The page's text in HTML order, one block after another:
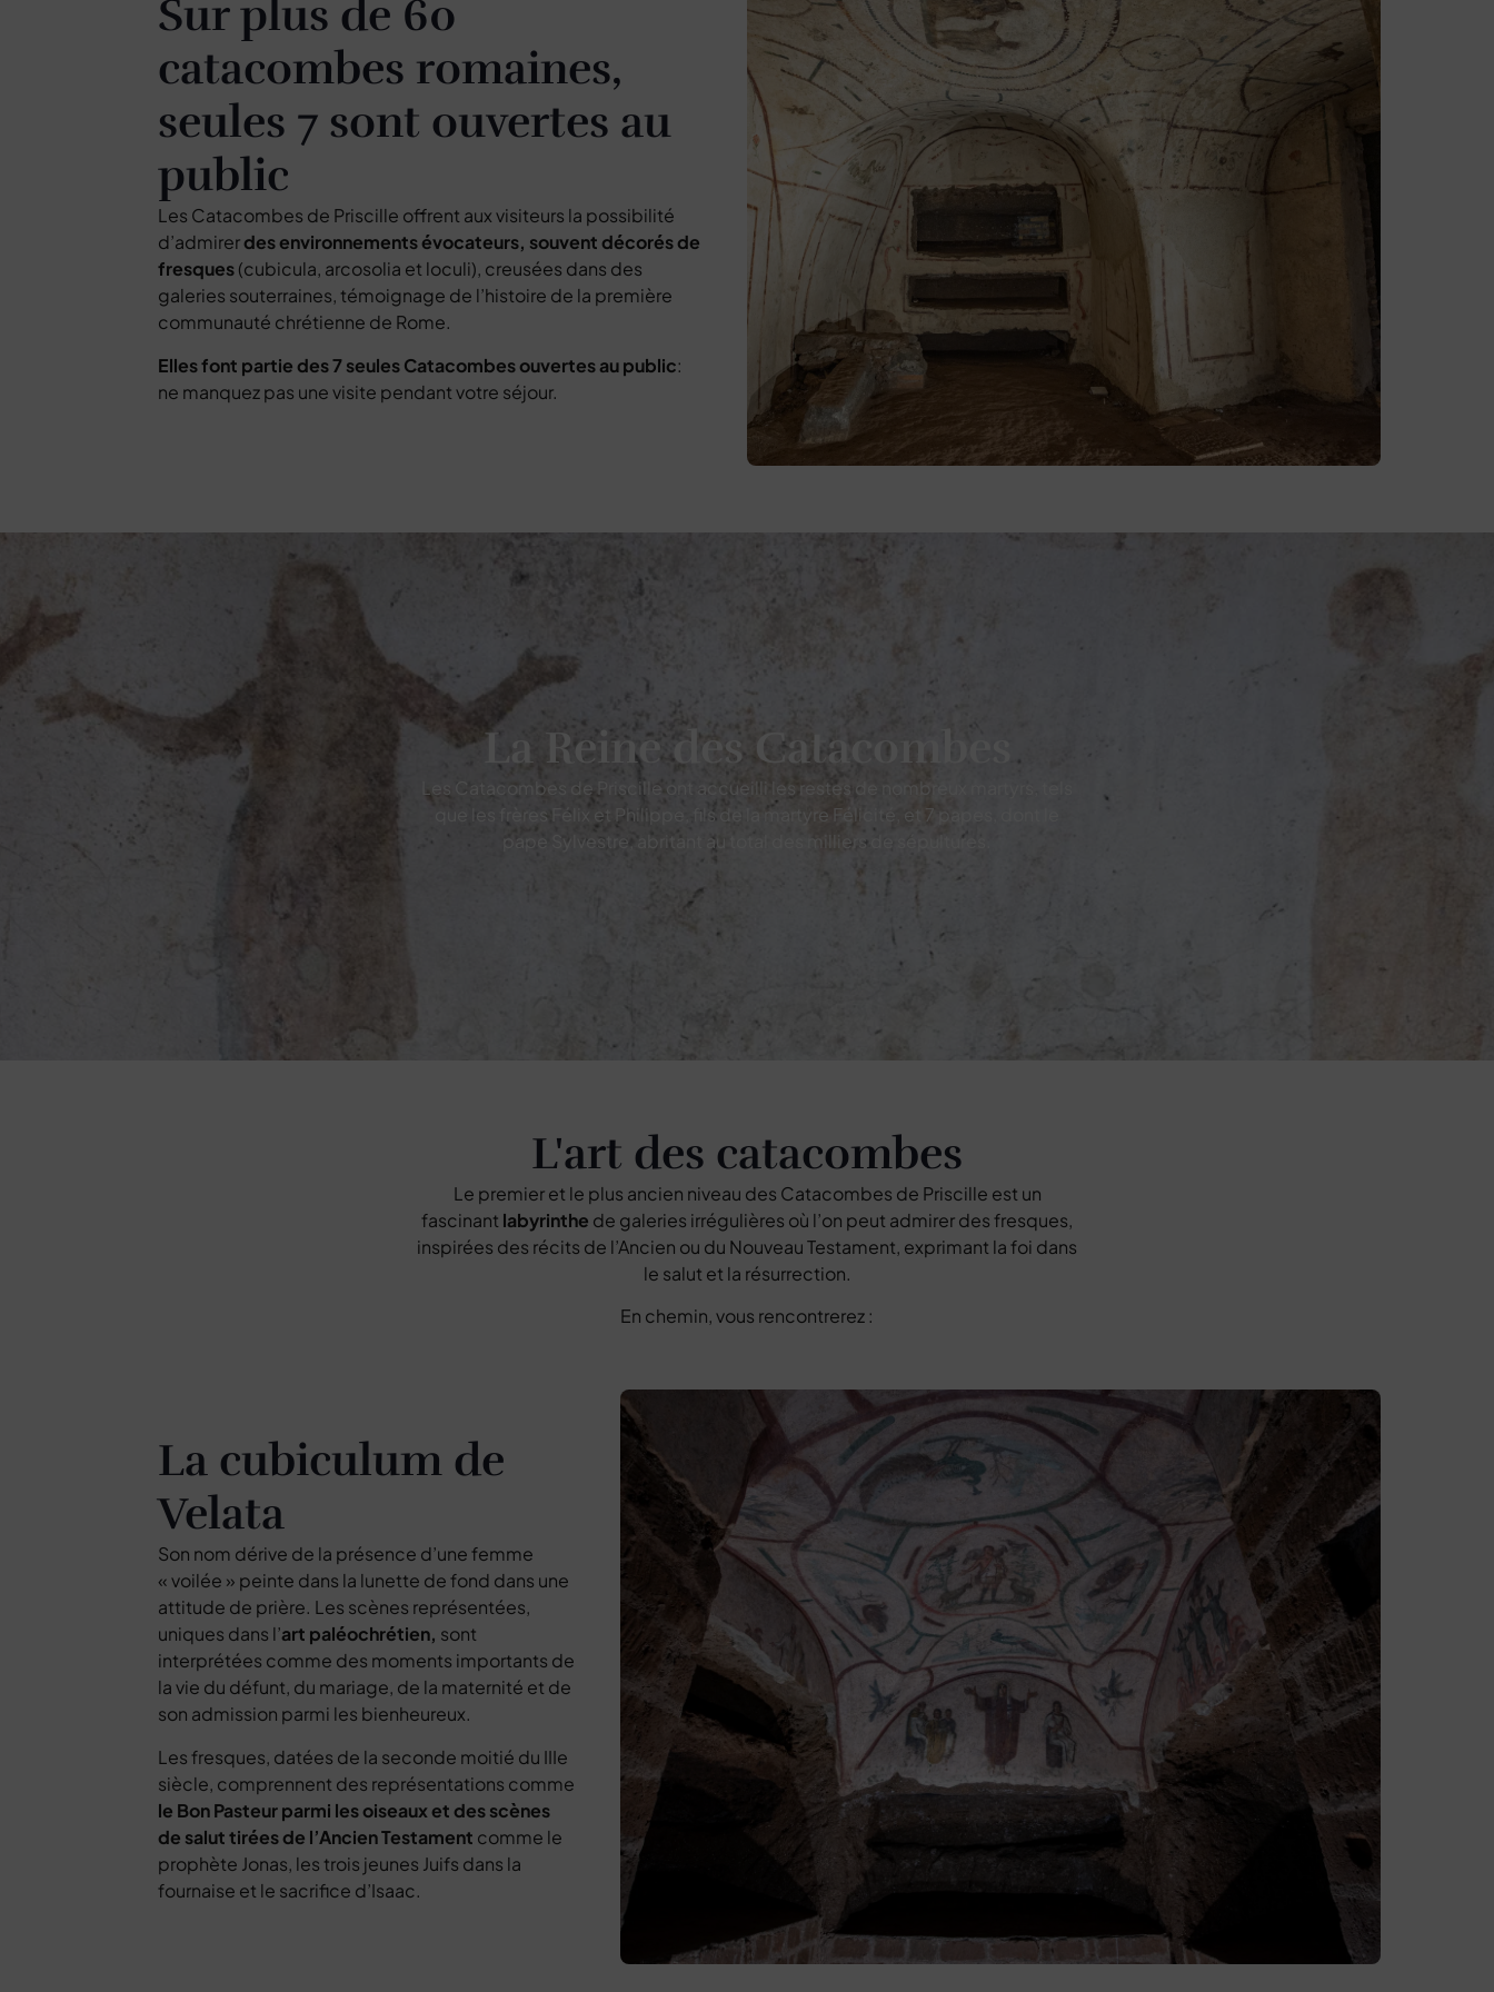
Sur plus de 60
catacombes romaines,
seules 7 sont ouvertes au
public
Les Catacombes de Priscille offrent aux visiteurs la possibilité
d’admirerdes environnements évocateurs, souvent décorés de
fresques(cubicula, arcosolia et loculi), creusées dans des
galeries souterraines, témoignage de l’histoire de la première
communauté chrétienne de Rome.
Elles font partie des 7 seules Catacombes ouvertes au public:
ne manquez pas une visite pendant votre séjour.
La Reine des Catacombes
Les Catacombes de Priscille ont accueilli les restes de nombreux martyrs, tels
que les frères Félix et Philippe, fils de la martyre Félicité, et 7 papes, dont le
pape Sylvestre, abritant au total des milliers de sépultures.
L'art des catacombes
Le premier et le plus ancien niveau des Catacombes de Priscille est un
fascinant labyrinthe de galeries irrégulières où l’on peut admirer des fresques,
inspirées des récits de l’Ancien ou du Nouveau Testament, exprimant la foi dans
le salut et la résurrection.
En chemin, vous rencontrerez :
La cubiculum de
Velata
Son nom dérive de la présence d’une femme
« voilée » peinte dans la lunette de fond dans une
attitude de prière. Les scènes représentées,
uniques dans l’art paléochrétien, sont
interprétées comme des moments importants de
la vie du défunt, du mariage, de la maternité et de
son admission parmi les bienheureux.
Les fresques, datées de la seconde moitié du IIIe
siècle, comprennent des représentations comme
le Bon Pasteur parmi les oiseaux et des scènes
de salut tirées de l’Ancien Testament comme le
prophète Jonas, les trois jeunes Juifs dans la
fournaise et le sacrifice d’Isaac.